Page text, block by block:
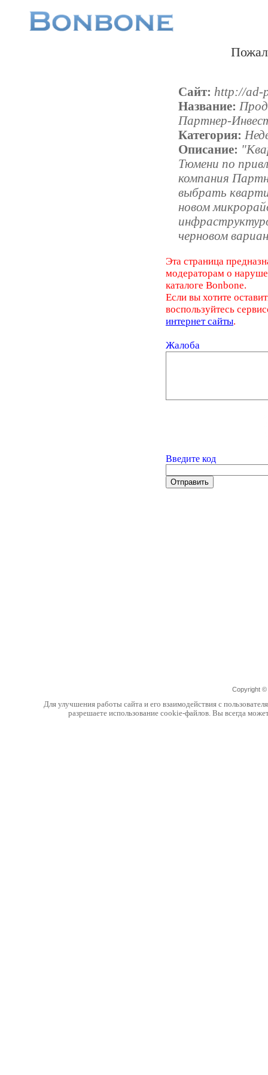
Сайт: http://ad-
Название:
Партнер-
Категория:
Описание:
Тюмени по
компания
выбрать
новом
черновом
Эта страница
модераторам о
каталоге Bonbone.
Если вы хотите
воспользуйтесь
интернет сайты.
Жалоба
Введите код
Copyright ©
Для улучшения работы сайта и его взаимодействия с
разрешаете использование cookie-файлов. Вы всегда